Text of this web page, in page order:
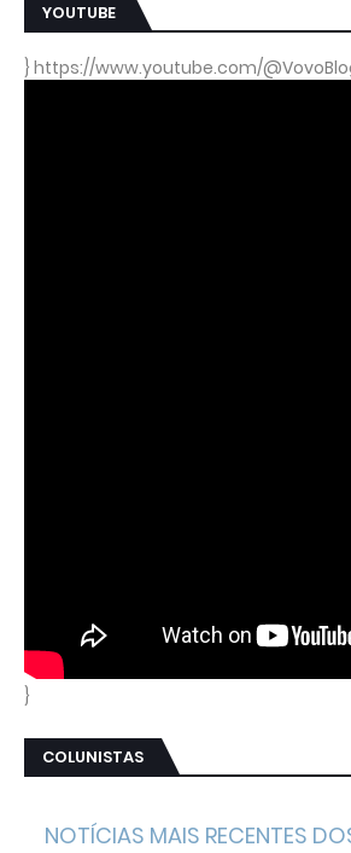
YOUTUBE
} https://www.youtube.com/
}
COLUNISTAS
NOTÍCIAS MAIS RECENTES